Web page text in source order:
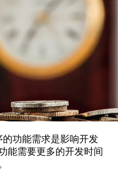
功能需求是影响开发
能需要更多的开发时间